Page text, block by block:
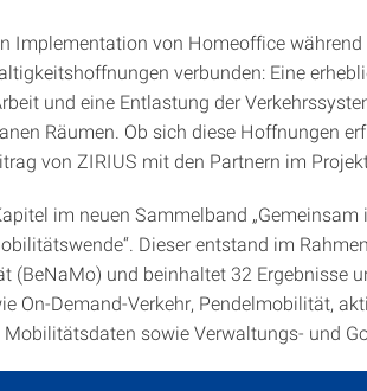
Implementation von Homeoffice
verbunden: Eine
und eine Entlastung der
Räumen. Ob sich diese Hoffnungen
von ZIRIUS mit den Partnern im Projekt
im neuen Sammelband „Gemeinsam
Dieser entstand im
(BeNaMo) und beinhaltet 32 Ergebnisse
On-Demand-Verkehr, Pendelmobilität,
sowie Verwaltungs- und